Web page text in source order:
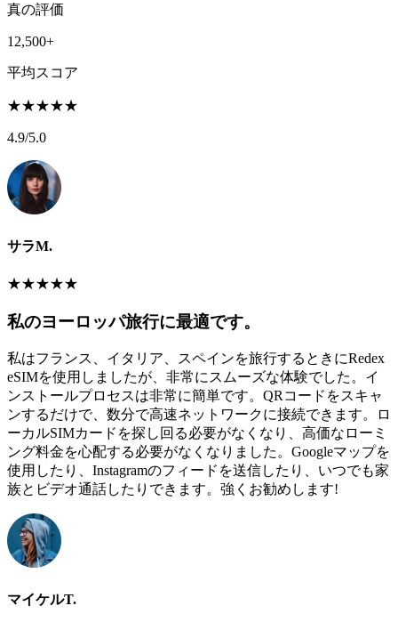
真の評価
12,500+
平均スコア
★★★★★
4.9/5.0
サラM.
★★★★★
私のヨーロッパ旅行に最適です。
私はフランス、イタリア、スペインを旅行するときにRedex
eSIMを使用しましたが、非常にスムーズな体験でした。イ
ンストールプロセスは非常に簡単です。QRコードをスキャ
ンするだけで、数分で高速ネットワークに接続できます。ロ
ーカルSIMカードを探し回る必要がなくなり、高価なローミ
ング料金を心配する必要がなくなりました。Googleマップを
使用したり、Instagramのフィードを送信したり、いつでも家
族とビデオ通話したりできます。強くお勧めします!
マイケルT.